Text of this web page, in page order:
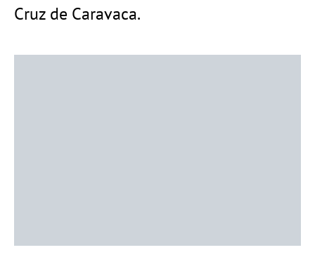
Cruz de Caravaca.